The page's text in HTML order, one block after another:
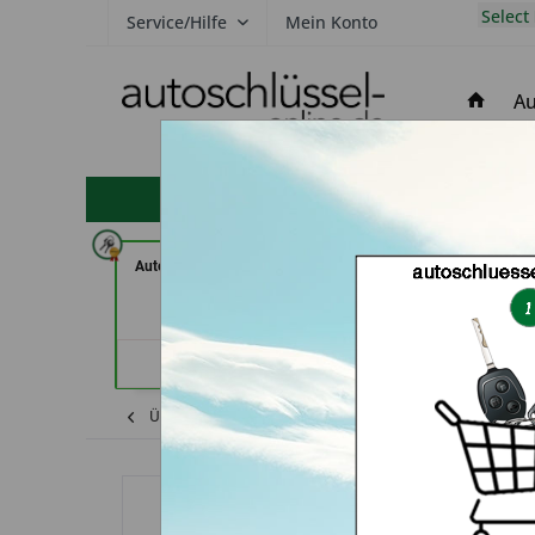
Service/Hilfe Mein Konto Select
hohe Kundenzufriedenheit
AutoAufsperrer (in Bad Arolsen) Tayfun 2.0
Übersicht Honda